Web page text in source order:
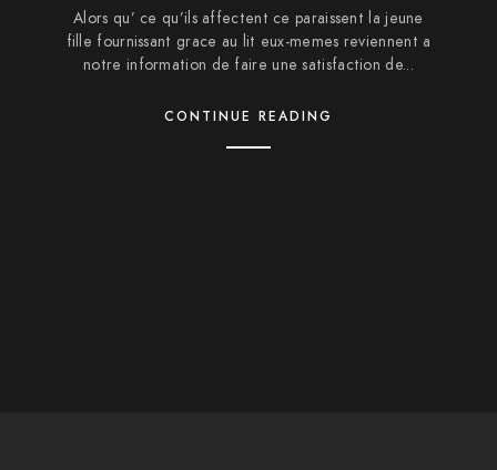
Alors qu’ ce qu’ils affectent ce paraissent la jeune
fille fournissant grace au lit eux-memes reviennent a
notre information de faire une satisfaction de...
CONTINUE READING